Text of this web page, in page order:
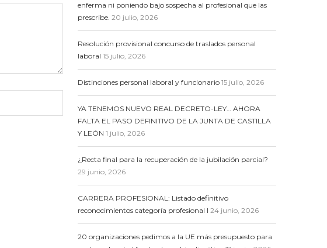
enferma ni poniendo bajo sospecha al profesional que las
prescribe. 20 julio, 2026
Resolución provisional concurso de traslados personal
laboral 15 julio, 2026
Distinciones personal laboral y funcionario 15 julio, 2026
YA TENEMOS NUEVO REAL DECRETO-LEY… AHORA
FALTA EL PASO DEFINITIVO DE LA JUNTA DE CASTILLA
Y LEÓN 1 julio, 2026
¿Recta final para la recuperación de la jubilación parcial?
29 junio, 2026
CARRERA PROFESIONAL: Listado definitivo
reconocimientos categoría profesional I 24 junio, 2026
20 organizaciones pedimos a la UE más presupuesto para